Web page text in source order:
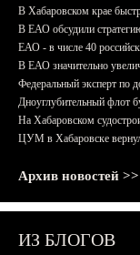
В Хабаровском крае
В ЕАО обсудили
ЕАО - в числе 40
В ЕАО значительно
Федеральный эксперт по
Дноуглубительный флот
На Хабаровском
ЦУМ в Хабаровске
Архив новостей >>
ИЗ БЛОГОВ